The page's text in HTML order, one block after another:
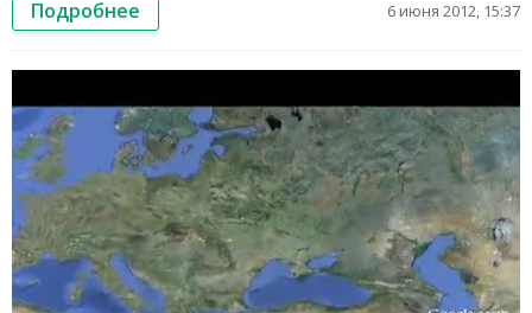
Подробнее 6 июня 2012, 15:37